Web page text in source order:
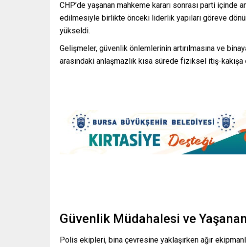
CHP’de yaşanan mahkeme kararı sonrası parti içinde
edilmesiyle birlikte önceki liderlik yapıları göreve
yükseldi.
Gelişmeler, güvenlik önlemlerinin artırılmasına ve
arasındaki anlaşmazlık kısa sürede fiziksel itiş-
Güvenlik Müdahalesi ve
Polis ekipleri, bina çevresine yaklaşırken ağır